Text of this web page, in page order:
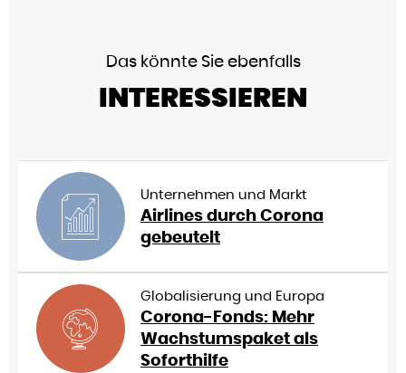
INTERESSIEREN
Das könnte Sie ebenfalls
Unternehmen und Markt
Airlines durch Corona
gebeutelt
Globalisierung und Europa
Corona-Fonds: Mehr
Wachstumspaket als
Soforthilfe